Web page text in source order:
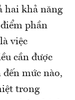
hai khả năng
phần
việc
cần được
mức nào,
trong